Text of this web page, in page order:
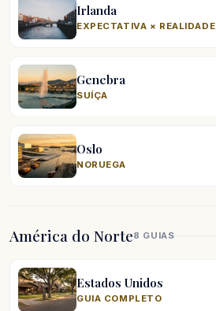
Irlanda
EXPECTATIVA × REALIDADE
Genebra
SUÍÇA
Oslo
NORUEGA
América do Norte8 GUIAS
Estados Unidos
GUIA COMPLETO